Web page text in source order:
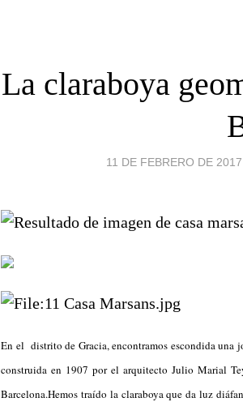
La claraboya
11 DE FEBRERO DE
En el distrito de Gracia, encontramos escondida una
construida en 1907 por el arquitecto Julio Marial
Barcelona.Hemos traído la claraboya que da luz